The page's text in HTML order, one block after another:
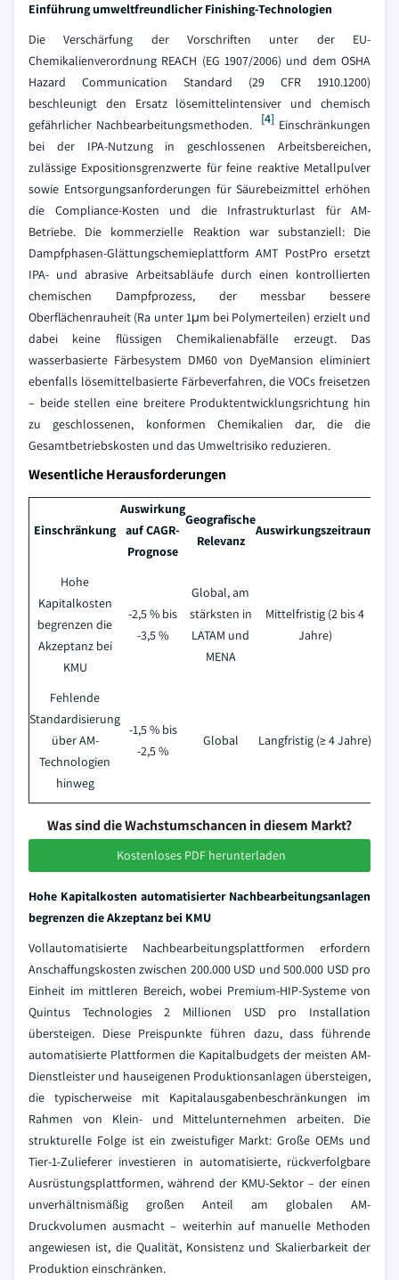
Einführung umweltfreundlicher Finishing-Technologien
Die Verschärfung der Vorschriften unter der EU-
Chemikalienverordnung REACH (EG 1907/2006) und dem OSHA
Hazard Communication Standard (29 CFR 1910.1200)
beschleunigt den Ersatz lösemittelintensiver und chemisch
gefährlicher Nachbearbeitungsmethoden.
[4]Einschränkungen
bei der IPA-Nutzung in geschlossenen Arbeitsbereichen,
zulässige Expositionsgrenzwerte für feine reaktive Metallpulver
sowie Entsorgungsanforderungen für Säurebeizmittel erhöhen
die Compliance-Kosten und die Infrastrukturlast für AM-
Betriebe. Die kommerzielle Reaktion war substanziell: Die
Dampfphasen-Glättungschemieplattform AMT PostPro ersetzt
IPA- und abrasive Arbeitsabläufe durch einen kontrollierten
chemischen Dampfprozess, der messbar bessere
Oberflächenrauheit (Ra unter 1μm bei Polymerteilen) erzielt und
dabei keine flüssigen Chemikalienabfälle erzeugt. Das
wasserbasierte Färbesystem DM60 von DyeMansion eliminiert
ebenfalls lösemittelbasierte Färbeverfahren, die VOCs freisetzen
– beide stellen eine breitere Produktentwicklungsrichtung hin
zu geschlossenen, konformen Chemikalien dar, die die
Gesamtbetriebskosten und das Umweltrisiko reduzieren.
Wesentliche Herausforderungen
Einschränkung
Auswirkung
auf CAGR-
Prognose
Geografische
Relevanz
Auswirkungszeitraum
Hohe
Kapitalkosten
begrenzen die
Akzeptanz bei
KMU
-2,5 % bis
-3,5 %
Global, am
stärksten in
LATAM und
MENA
Mittelfristig (2 bis 4
Jahre)
Fehlende
Standardisierung
über AM-
Technologien
hinweg
-1,5 % bis
-2,5 %
Global Langfristig (≥ 4 Jahre)
Was sind die Wachstumschancen in diesem Markt?
Kostenloses PDF herunterladen
Hohe Kapitalkosten automatisierter Nachbearbeitungsanlagen
begrenzen die Akzeptanz bei KMU
Vollautomatisierte Nachbearbeitungsplattformen erfordern
Anschaffungskosten zwischen 200.000 USD und 500.000 USD pro
Einheit im mittleren Bereich, wobei Premium-HIP-Systeme von
Quintus Technologies 2 Millionen USD pro Installation
übersteigen. Diese Preispunkte führen dazu, dass führende
automatisierte Plattformen die Kapitalbudgets der meisten AM-
Dienstleister und hauseigenen Produktionsanlagen übersteigen,
die typischerweise mit Kapitalausgabenbeschränkungen im
Rahmen von Klein- und Mittelunternehmen arbeiten. Die
strukturelle Folge ist ein zweistufiger Markt: Große OEMs und
Tier-1-Zulieferer investieren in automatisierte, rückverfolgbare
Ausrüstungsplattformen, während der KMU-Sektor – der einen
unverhältnismäßig großen Anteil am globalen AM-
Druckvolumen ausmacht – weiterhin auf manuelle Methoden
angewiesen ist, die Qualität, Konsistenz und Skalierbarkeit der
Produktion einschränken.